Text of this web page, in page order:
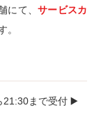
にて、サービスカ
。
21:30まで受付 ▶️